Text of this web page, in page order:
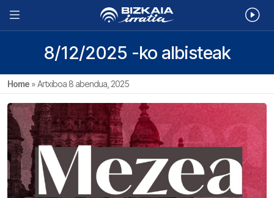
8/12/2025 -ko albisteak
Home »Artxiboa 8 abendua, 2025